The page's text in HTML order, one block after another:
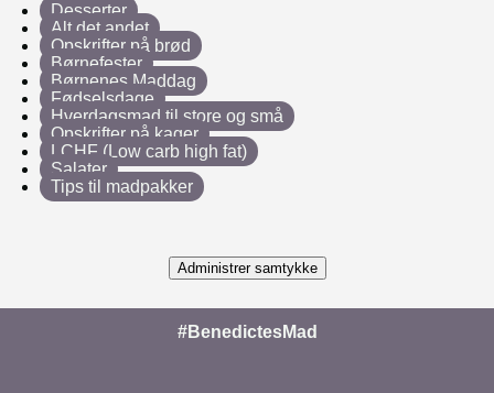
Desserter
Alt det andet
Opskrifter på brød
Børnefester
Børnenes Maddag
Fødselsdage
Hverdagsmad til store og små
Opskrifter på kager
LCHF (Low carb high fat)
Salater
Tips til madpakker
Administrer samtykke
#BenedictesMad